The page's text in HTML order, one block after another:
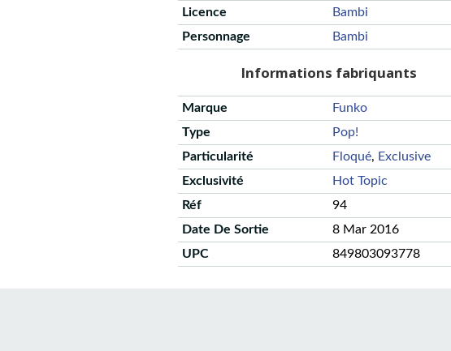
Licence
Bambi
Personnage
Bambi
Informations fabriquants
Marque
Funko
Type
Pop!
Particularité
Floqué, Exclusive
Exclusivité
Hot Topic
Réf
94
Date De Sortie
8 Mar 2016
UPC
849803093778